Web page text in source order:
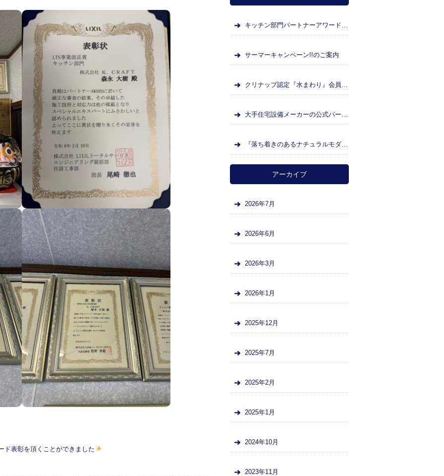
ド表彰を頂くことができました
キッチン部門パートナーアワード表彰のお知らせ
サーマーキャンペーン!!のご案内
クリナップ認定『水まわり』会員として、メーカーと連携しながら、お客様に安心・安全なリフォームをご提供いたします。
大手住宅設備メーカーの公式パートナー店になりました
『落ち着きのあるナチュラルモダンなキッチンへ』北九州市小倉北区 T様邸
アーカイブ
2026年7月
2026年6月
2026年3月
2026年1月
2025年12月
2025年7月
2025年2月
2025年1月
2024年10月
2023年11月